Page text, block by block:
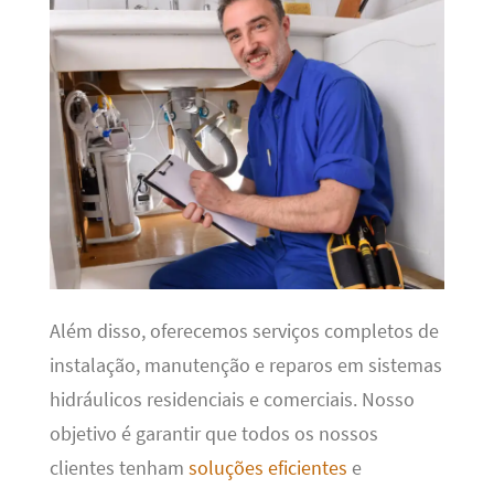
Além disso, oferecemos serviços completos de
instalação, manutenção e reparos em sistemas
hidráulicos residenciais e comerciais. Nosso
objetivo é garantir que todos os nossos
clientes tenham soluções eficientes e